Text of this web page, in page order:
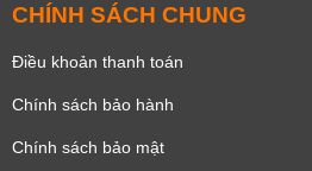
CHÍNH SÁCH CHUNG
Điều khoản thanh toán
Chính sách bảo hành
Chính sách bảo mật